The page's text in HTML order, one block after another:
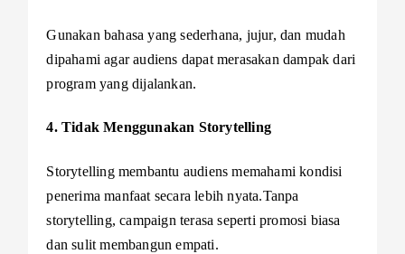
Gunakan bahasa yang sederhana, jujur, dan mudah
dipahami agar audiens dapat merasakan dampak dari
program yang dijalankan.
4. Tidak Menggunakan Storytelling
Storytelling membantu audiens memahami kondisi
penerima manfaat secara lebih nyata.Tanpa
storytelling, campaign terasa seperti promosi biasa
dan sulit membangun empati.